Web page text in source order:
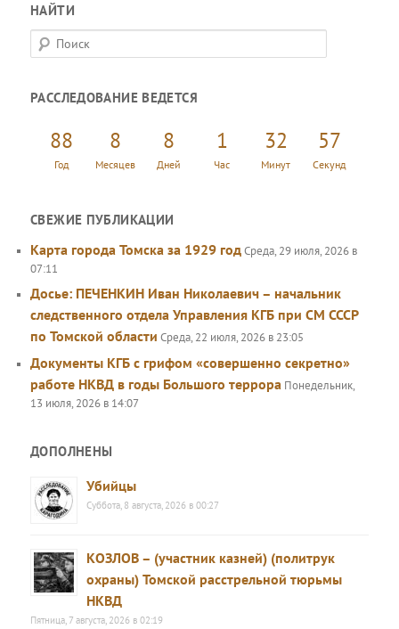
НАЙТИ
П
о
с
РАССЛЕДОВАНИЕ ВЕДЕТСЯ
88
Год
8
Месяцев
8
Дней
1
Час
32
Минут
57
Секунд
СВЕЖИЕ ПУБЛИКАЦИИ
Карта города Томска за 1929 годСреда, 29 июля, 2026 в
07:11
Досье: ПЕЧЕНКИН Иван Николаевич – начальник
следственного отдела Управления КГБ при СМ СССР
по Томской области Среда, 22 июля, 2026 в 23:05
Документы КГБ с грифом «совершенно секретно»
работе НКВД в годы Большого террора Понедельник,
13 июля, 2026 в 14:07
ДОПОЛНЕНЫ
Убийцы
Суббота, 8 августа, 2026 в 00:27
КОЗЛОВ – (участник казней) (политрук
охраны) Томской расстрельной тюрьмы
НКВД
Пятница, 7 августа, 2026 в 02:19